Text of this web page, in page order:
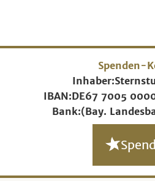
Spenden-
Inhaber:
IBAN:DE67 7005
Bank:(Bay.